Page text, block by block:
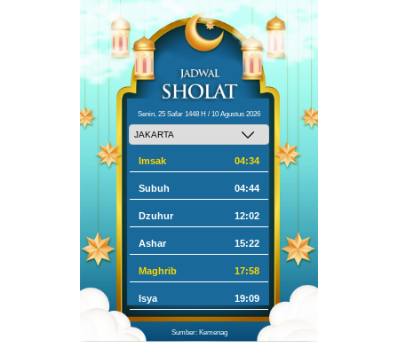
Senin, 25 Safar 1448 H / 10 Agustus 2026
Imsak 04:34
Subuh 04:44
Dzuhur 12:02
Ashar 15:22
Maghrib 17:58
Isya 19:09
Sumber: Kemenag